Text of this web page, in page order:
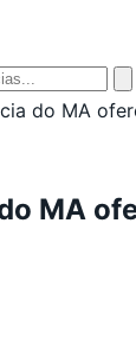
do MA
MA